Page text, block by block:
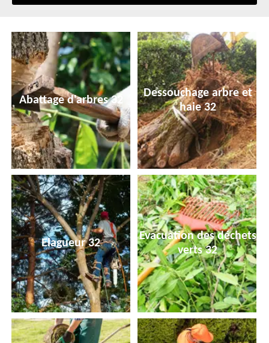
Abattage d'arbres 32
Dessouchage arbre et
haie 32
Elagueur 32
Evacuation des déchets
verts 32